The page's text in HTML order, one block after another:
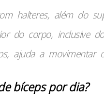
halteres, além do
do corpo, inclusive
ajuda a movimentar
bíceps por dia?